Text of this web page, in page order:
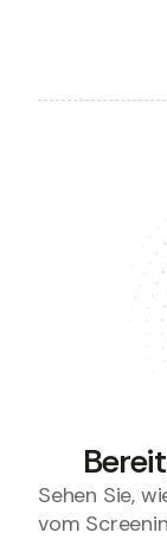
Sehen Sie,
vom